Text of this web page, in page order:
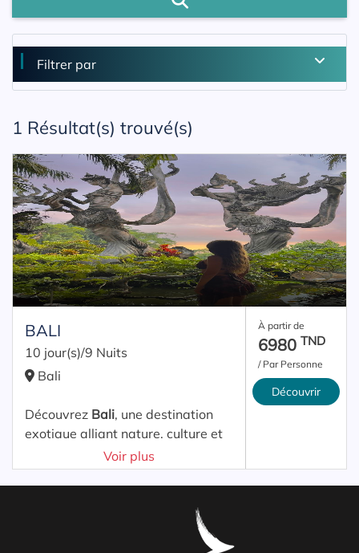
Filtrer par
1 Résultat(s) trouvé(s)
BALI
10 jour(s)/9 Nuits
Bali
Découvrez Bali, une destination
exotique alliant nature, culture et
détente. Entre plages
paradisiaques, rizières en
ambiance tropicale, l’île des dieux
Voir plus
À partir de
6980TND
/ Par Personne
Découvrir